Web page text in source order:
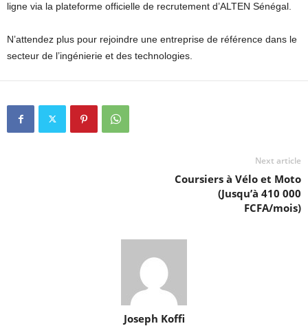
ligne via la plateforme officielle de recrutement d’ALTEN Sénégal.
N’attendez plus pour rejoindre une entreprise de référence dans le
secteur de l’ingénierie et des technologies.
Next article
Coursiers à Vélo et Moto
(Jusqu’à 410 000
FCFA/mois)
Joseph Koffi